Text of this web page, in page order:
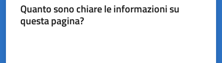
Quanto sono chiare le informazioni su
questa pagina?